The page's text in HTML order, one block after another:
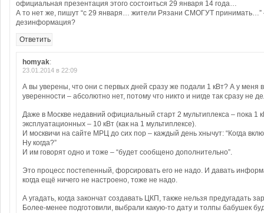
официальная презентация этого состоиться 29 января 14 года…
А то нет же, пишут “с 29 января… жители Рязани СМОГУТ принимать…”
дезинформация?
Ответить
homyak:
23.01.2014 в 22:09
А вы уверены, что они с первых дней сразу же подали 1 кВт? А у меня
уверенности – абсолютно нет, потому что никто и нигде так сразу не
Даже в Москве недавний официальный старт 2 мультиплекса – пока 1
эксплуатационных – 10 кВт (как на 1 мультиплексе).
И москвичи на сайте МРЦ до сих пор – каждый день хнычут: “Когда
Ну когда?”
И им говорят одно и тоже – “будет сообщено дополнительно”.
Это процесс постепенный, форсировать его не надо. И давать
когда ещё ничего не настроено, тоже не надо.
А угадать, когда закончат создавать ЦКП, также нельзя предугадать
Более-менее подготовили, выбрали какую-то дату и толпы бабушек